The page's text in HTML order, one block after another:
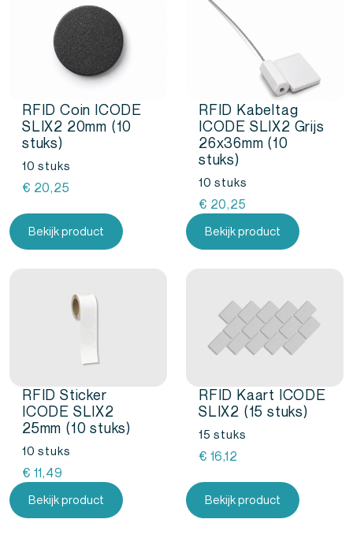
RFID Coin ICODE
SLIX2 20mm (10
stuks)
10 stuks
€ 20,25
Bekijk product
RFID Kabeltag
ICODE SLIX2 Grijs
26x36mm (10
stuks)
10 stuks
€ 20,25
Bekijk product
RFID Sticker
ICODE SLIX2
25mm (10 stuks)
10 stuks
€ 11,49
Bekijk product
RFID Kaart ICODE
SLIX2 (15 stuks)
15 stuks
€ 16,12
Bekijk product